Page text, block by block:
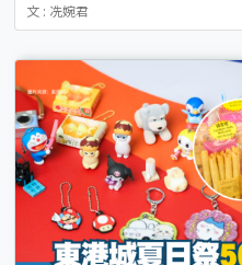
文 : 冼婉君